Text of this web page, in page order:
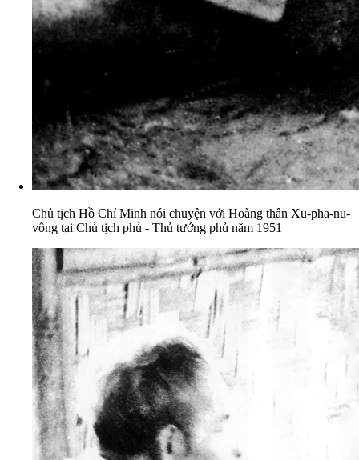
Chủ tịch Hồ Chí Minh nói chuyện với Hoàng thân Xu-pha-nu-
vông tại Chủ tịch phủ - Thủ tướng phủ năm 1951